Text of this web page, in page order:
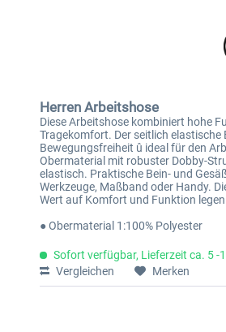
Herren Arbeitshose
Diese Arbeitshose kombiniert hohe
Tragekomfort. Der seitlich
Bewegungsfreiheit û ideal für den
Obermaterial mit robuster Dobby-
elastisch. Praktische Bein- und
Werkzeuge, Maßband oder Handy.
Wert auf Komfort und Funktion legen.
● Obermaterial 1:100% Polyester
Sofort verfügbar, Lieferzeit ca. 5 -
Vergleichen
Merken